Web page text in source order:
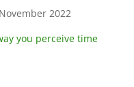
2022
you perceive time